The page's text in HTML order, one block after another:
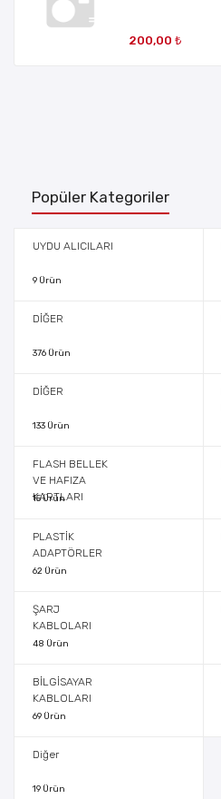
200,00 ₺
Popüler Kategoriler
UYDU ALICILARI
9 Ürün
DİĞER
376 Ürün
DİĞER
133 Ürün
FLASH BELLEK
VE HAFIZA
KARTLARI
15 Ürün
PLASTİK
ADAPTÖRLER
62 Ürün
ŞARJ
KABLOLARI
48 Ürün
BİLGİSAYAR
KABLOLARI
69 Ürün
Diğer
19 Ürün